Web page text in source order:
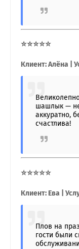
⭐⭐⭐⭐⭐
Клиент: Алёна |
шашлык —
аккуратно,
счастлива!
⭐⭐⭐⭐⭐
Клиент: Ева |
Плов на
гости были